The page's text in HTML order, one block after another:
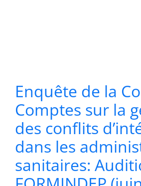
Enquête de la
Comptes sur la
des conflits
dans les
sanitaires: